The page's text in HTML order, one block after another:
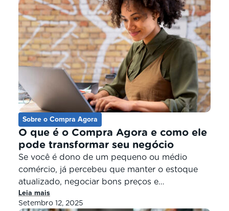
varejista de vizinhança, compreender […]
Sobre o Compra Agora
O que é o Compra Agora e como ele
pode transformar seu negócio
Se você é dono de um pequeno ou médio
comércio, já percebeu que manter o estoque
atualizado, negociar bons preços e
acompanhar as tendências de mercado pode
ser um desafio. Foi pensando justamente em
Leia mais
Setembro 12, 2025